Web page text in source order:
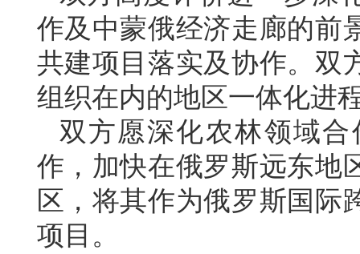
作及中蒙俄经济走廊的前
共建项目落实及协作。双
组织在内的地区一体化进
双方愿深化农林领域
作，加快在俄罗斯远东地
区，将其作为俄罗斯国际
项目。